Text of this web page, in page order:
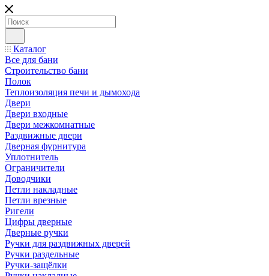
Каталог
Все для бани
Строительство бани
Полок
Теплоизоляция печи и дымохода
Двери
Двери входные
Двери межкомнатные
Раздвижные двери
Дверная фурнитура
Уплотнитель
Ограничители
Доводчики
Петли накладные
Петли врезные
Ригели
Цифры дверные
Дверные ручки
Ручки для раздвижных дверей
Ручки раздельные
Ручки-защёлки